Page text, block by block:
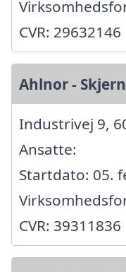
CVR: 29632146
Ahlnor -
Industrivej 9,
Ansatte:
Startdato: 05.
CVR: 39311836